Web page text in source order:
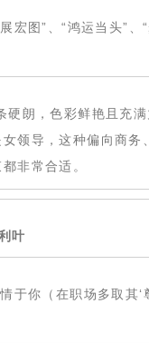
宏图”、“鸿运当头”、
硬朗，色彩鲜艳且充
领导，这种偏向商务
非常合适。
叶
于你（在职场多取其‘